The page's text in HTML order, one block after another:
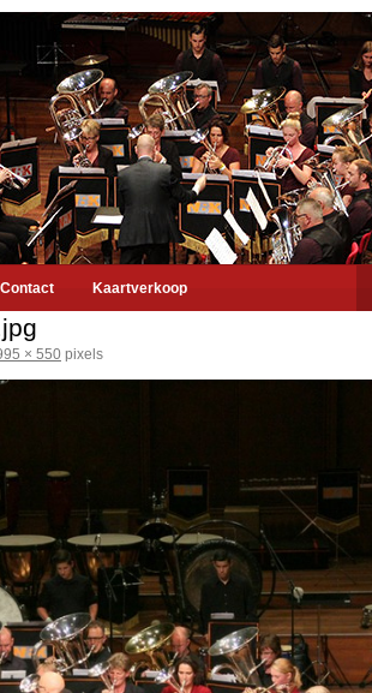
Contact Kaartverkoop
× 550 pixels